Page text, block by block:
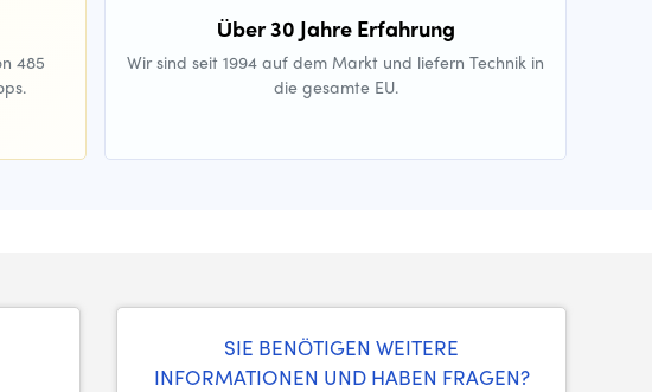
485
Über 30 Jahre Erfahrung
Wir sind seit 1994 auf dem Markt und liefern Technik in
die gesamte EU.
SIE BENÖTIGEN WEITERE
INFORMATIONEN UND HABEN FRAGEN?